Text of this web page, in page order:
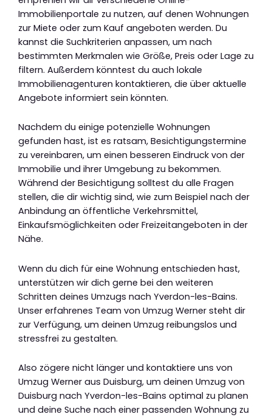
Immobilienportale zu nutzen, auf denen Wohnungen
zur Miete oder zum Kauf angeboten werden. Du
kannst die Suchkriterien anpassen, um nach
bestimmten Merkmalen wie Größe, Preis oder Lage zu
filtern. Außerdem könntest du auch lokale
Immobilienagenturen kontaktieren, die über aktuelle
Angebote informiert sein könnten.
Nachdem du einige potenzielle Wohnungen
gefunden hast, ist es ratsam, Besichtigungstermine
zu vereinbaren, um einen besseren Eindruck von der
Immobilie und ihrer Umgebung zu bekommen.
Während der Besichtigung solltest du alle Fragen
stellen, die dir wichtig sind, wie zum Beispiel nach der
Anbindung an öffentliche Verkehrsmittel,
Einkaufsmöglichkeiten oder Freizeitangeboten in der
Nähe.
Wenn du dich für eine Wohnung entschieden hast,
unterstützen wir dich gerne bei den weiteren
Schritten deines Umzugs nach Yverdon-les-Bains.
Unser erfahrenes Team von Umzug Werner steht dir
zur Verfügung, um deinen Umzug reibungslos und
stressfrei zu gestalten.
Also zögere nicht länger und kontaktiere uns von
Umzug Werner aus Duisburg, um deinen Umzug von
Duisburg nach Yverdon-les-Bains optimal zu planen
und deine Suche nach einer passenden Wohnung zu